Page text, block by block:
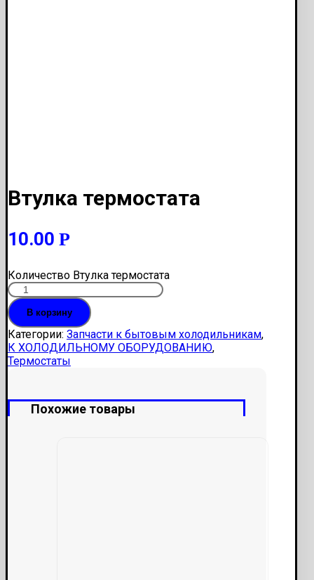
Втулка термостата
10.00 Р
Количество Втулка термостата
В корзину
Категории: Запчасти к бытовым холодильникам,
К ХОЛОДИЛЬНОМУ ОБОРУДОВАНИЮ,
Термостаты
Похожие товары